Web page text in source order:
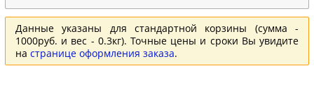
Данные указаны для стандартной корзины (сумма -
1000руб. и вес - 0.3кг). Точные цены и сроки Вы увидите
на странице оформления заказа.